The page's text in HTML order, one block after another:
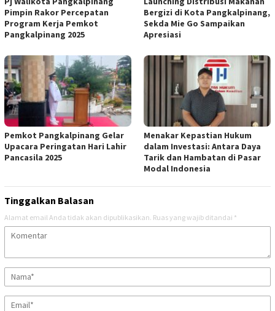
Pimpin Rakor Percepatan
Program Kerja Pemkot
Pangkalpinang 2025
Bergizi di Kota Pangkalpinang,
Sekda Mie Go Sampaikan
Apresiasi
Pemkot Pangkalpinang Gelar
Upacara Peringatan Hari Lahir
Pancasila 2025
Menakar Kepastian Hukum
dalam Investasi: Antara Daya
Tarik dan Hambatan di Pasar
Modal Indonesia
Tinggalkan Balasan
Alamat email Anda tidak akan dipublikasikan. Ruas yang wajib ditandai *